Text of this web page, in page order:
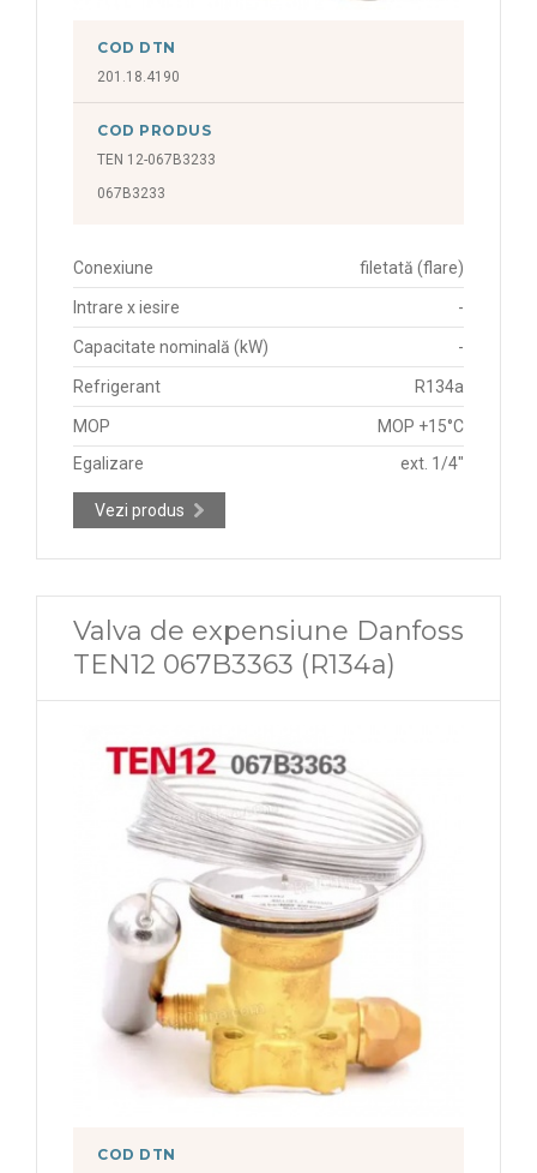
COD DTN
201.18.4190
COD PRODUS
TEN 12-067B3233
067B3233
Conexiune filetată (flare)
Intrare x iesire -
Capacitate nominală (kW) -
Refrigerant R134a
MOP
MOP +15°C
Egalizare
ext. 1/4"
Vezi produs
Valva de expensiune Danfoss
TEN12 067B3363 (R134a)
COD DTN